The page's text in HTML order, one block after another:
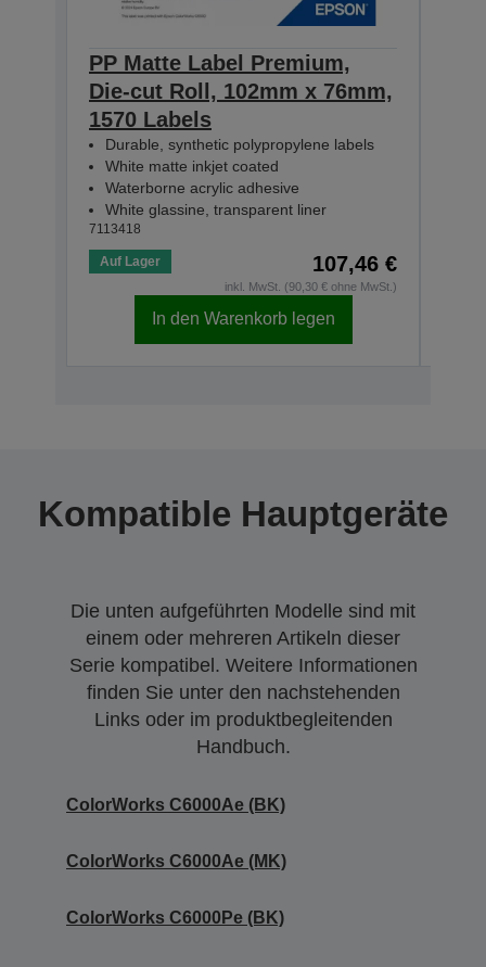
PP Matte Label Premium,
Die-cut Roll, 102mm x 76mm,
1570 Labels
Durable, synthetic polypropylene labels
White matte inkjet coated
Waterborne acrylic adhesive
White glassine, transparent liner
7113418
Auf Lager 107,46 €
inkl. MwSt. (90,30 € ohne MwSt.)
In den Warenkorb legen
Kompatible Hauptgeräte
Die unten aufgeführten Modelle sind mit
einem oder mehreren Artikeln dieser
Serie kompatibel. Weitere Informationen
finden Sie unter den nachstehenden
Links oder im produktbegleitenden
Handbuch.
ColorWorks C6000Ae (BK)
ColorWorks C6000Ae (MK)
ColorWorks C6000Pe (BK)